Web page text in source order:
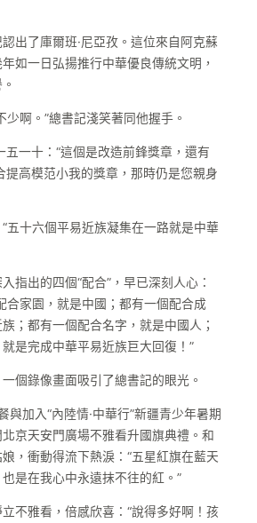
出了庫爾班·尼亞孜。這位來自阿克蘇
如一日弘揚推行中華優良傳統文明，
少啊。”總書記淺笑著同他握手。
五一十：“這個是改造前鋒獎章，還有
提高模范小我的獎章，那時仍是您親身
五十六個平易近族凝集在一路就是中華
指出的四個“配合”，早已深刻人心：
合家園，就是中國；都有一個配合成
；都有一個配合名字，就是中國人；
是完成中華平易近族巨大回復！”
個錄像畫面吸引了總書記的眼光。
與加入“內陸情·中華行”新疆青少年暑期
京天安門廣場不雅看升國旗典禮。和
，衝動得流下熱淚：“五星紅旗在藍天
是在我心中永遠抹不往的紅。”
不雅看，倍感欣喜：“說得多好啊！孩